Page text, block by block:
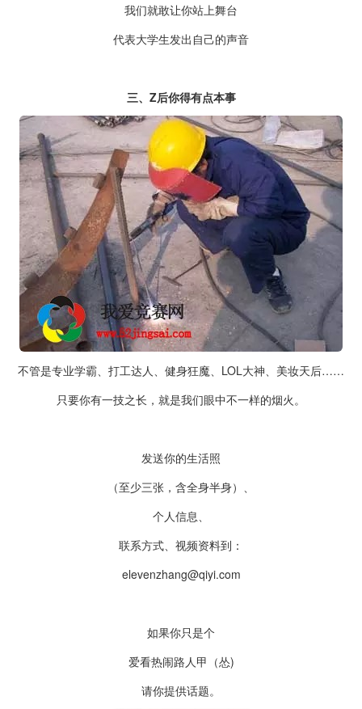
我们就敢让你站上舞台
代表大学生发出自己的声音
三、Z后你得有点本事
不管是专业学霸、打工达人、健身狂魔、LOL大神、美妆天后……
只要你有一技之长，就是我们眼中不一样的烟火。
发送你的生活照
（至少三张，含全身半身）、
个人信息、
联系方式、视频资料到：
elevenzhang@qiyi.com
如果你只是个
爱看热闹路人甲（怂)
请你提供话题。